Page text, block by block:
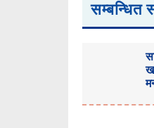
सम्बन्धित